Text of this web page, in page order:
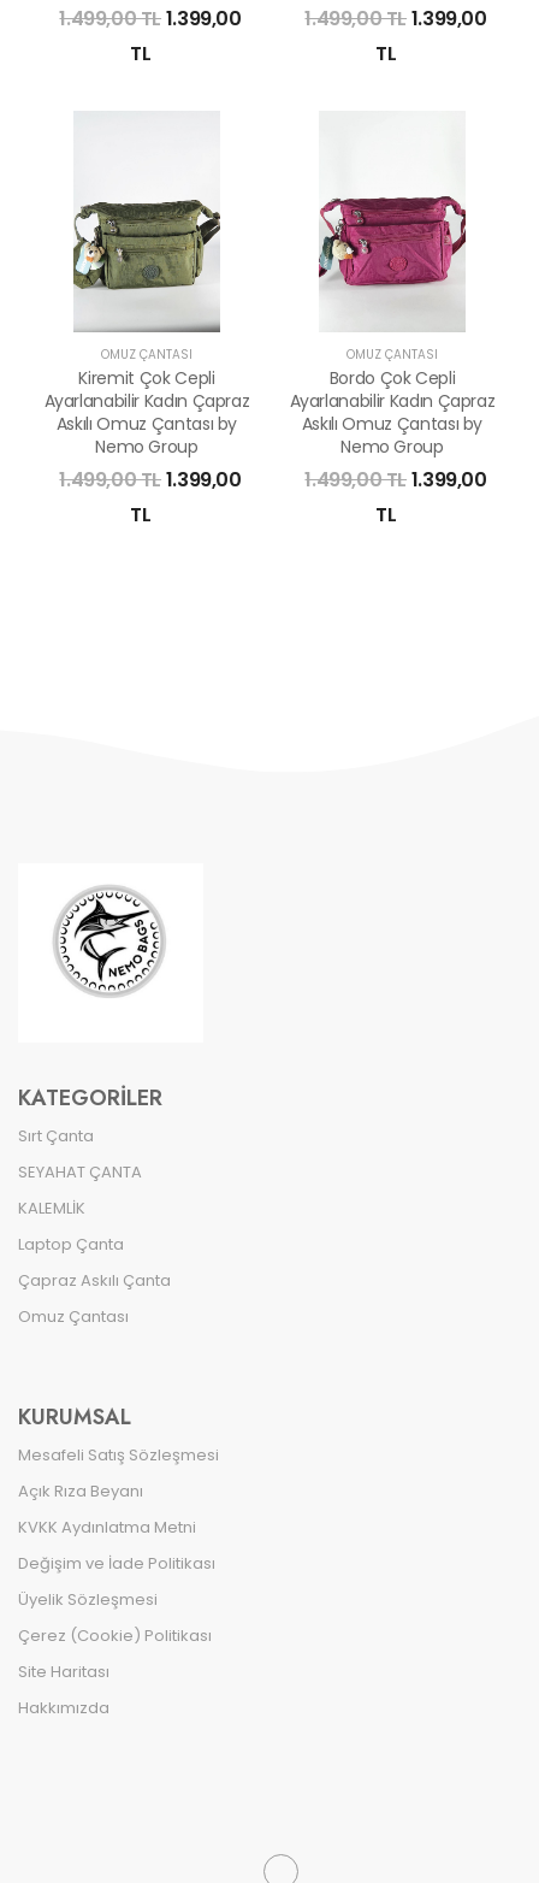
1.499,00 TL1.399,00
TL
1.499,00 TL1.399,00
TL
OMUZ ÇANTASI
Kiremit Çok Cepli
Ayarlanabilir Kadın Çapraz
Askılı Omuz Çantası by
Nemo Group
1.499,00 TL1.399,00
TL
OMUZ ÇANTASI
Bordo Çok Cepli
Ayarlanabilir Kadın Çapraz
Askılı Omuz Çantası by
Nemo Group
1.499,00 TL1.399,00
TL
KATEGORILER
Sırt Çanta
SEYAHAT ÇANTA
KALEMLİK
Laptop Çanta
Çapraz Askılı Çanta
Omuz Çantası
KURUMSAL
Mesafeli Satış Sözleşmesi
Açık Rıza Beyanı
KVKK Aydınlatma Metni
Değişim ve İade Politikası
Üyelik Sözleşmesi
Çerez (Cookie) Politikası
Site Haritası
Hakkımızda